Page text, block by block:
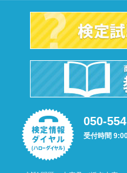
050-
受付時間